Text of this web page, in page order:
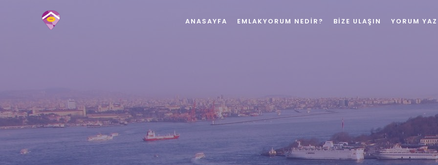
ANASAYFA EMLAKYORUM NEDIR? BIZE ULAŞIN YORUM YAZ